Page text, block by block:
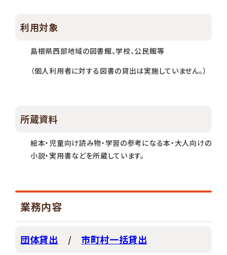
利用対象
島根県西部地域の図書館、学校、公民館等
（個人利用者に対する図書の貸出は実施していません。）
所蔵資料
絵本・児童向け読み物・学習の参考になる本・大人向けの
小説・実用書などを所蔵しています。
業務内容
団体貸出 / 市町村一括貸出